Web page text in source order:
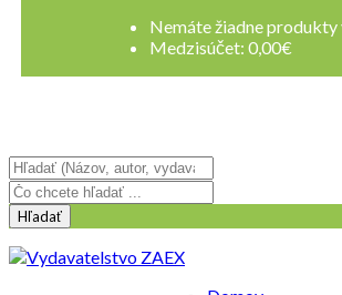
Nemáte žiadne
Medzisúčet: 0,00€
Hľadať